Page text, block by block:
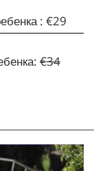
: €29
€34